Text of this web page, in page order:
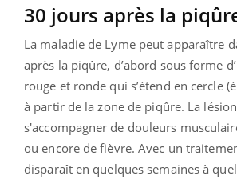
30 jours après la
La maladie de Lyme peut apparaître
après la piqûre, d’abord sous forme
rouge et ronde qui s’étend en cercle
à partir de la zone de piqûre. La
s'accompagner de douleurs
ou encore de fièvre. Avec un
disparaît en quelques semaines à